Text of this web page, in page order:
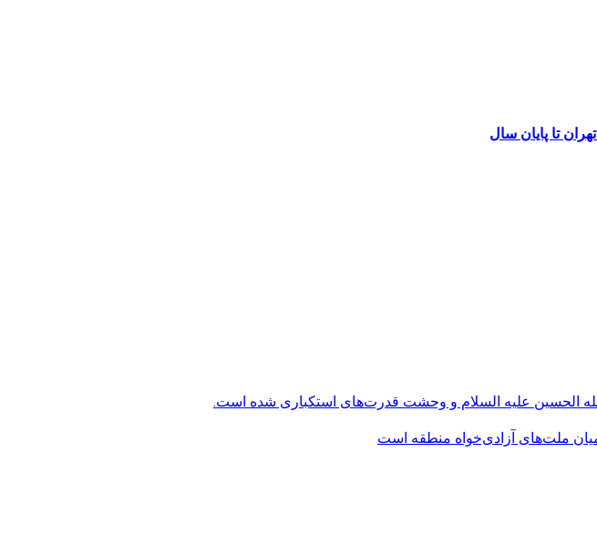
الحسین علیه السلام و وحشت قدرت‌های استکباری شده است.
ملت‌های آزادی‌خواه منطقه است